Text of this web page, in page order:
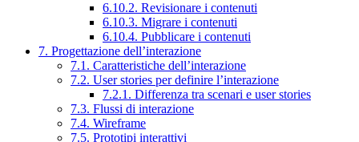
6.10.2. Revisionare i contenuti
6.10.3. Migrare i contenuti
6.10.4. Pubblicare i contenuti
7. Progettazione dell’interazione
7.1. Caratteristiche dell’interazione
7.2. User stories per definire l’interazione
7.2.1. Differenza tra scenari e user stories
7.3. Flussi di interazione
7.4. Wireframe
7.5. Prototipi interattivi